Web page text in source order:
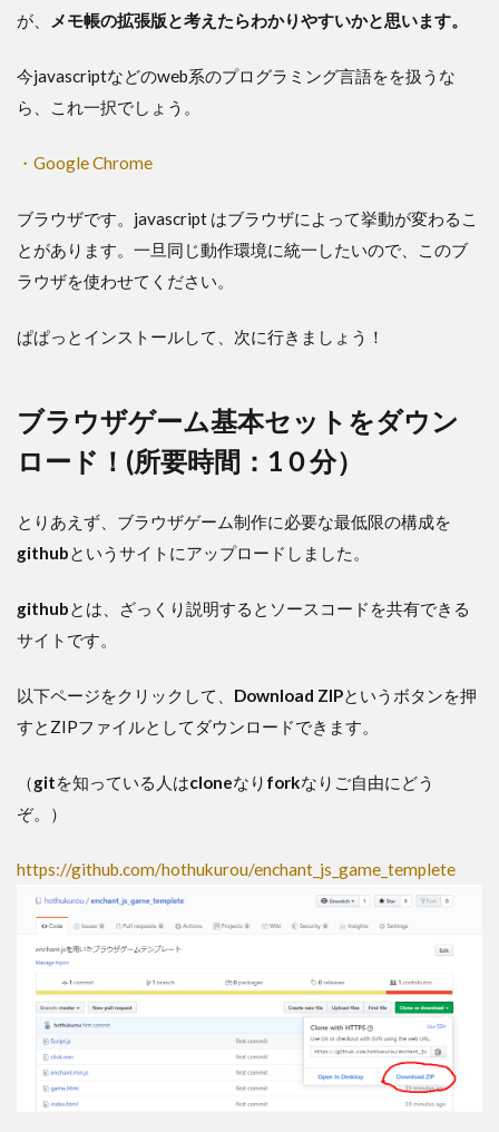
が、
メモ帳の拡張版と考えたらわかりやすいかと思います。
今javascriptなどのweb系のプログラミング言語をを扱うな
ら、これ一択でしょう。
・Google Chrome
ブラウザです。javascript はブラウザによって挙動が変わるこ
とがあります。一旦同じ動作環境に統一したいので、このブ
ラウザを使わせてください。
ぱぱっとインストールして、次に行きましょう！
ブラウザゲーム基本セットをダウン
ロード！(所要時間：1０分）
とりあえず、ブラウザゲーム制作に必要な最低限の構成を
githubというサイトにアップロードしました。
githubとは、ざっくり説明するとソースコードを共有できる
サイトです。
以下ページをクリックして、 Download ZIPというボタンを押
すとZIPファイルとしてダウンロードできます。
（gitを知っている人はcloneなり forkなりご自由にどう
ぞ。）
https://github.com/hothukurou/enchant_js_game_templete